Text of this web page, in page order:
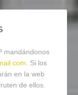
mandándonos
. Si los
en la web
de ellos.